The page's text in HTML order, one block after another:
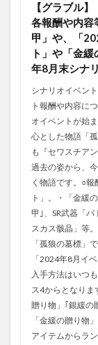
【グラブル
各報酬や内容
甲」や、「
ト」や「金
年8月末シナ
シナリオイベン
ト報酬や内容に
オイベントが始
心とした物語「
も『セワスチア
過去の姿から、
く物語です。○報
ト」。・「金緩
甲｣、SR武器「
スカス骸晶」等
「孤狼の墓標」
「2024年8月イ
入手方法はいつ
ス4からとなりま
贈り物」｢銀緩の
「金緩の贈り物
アイテムからラ